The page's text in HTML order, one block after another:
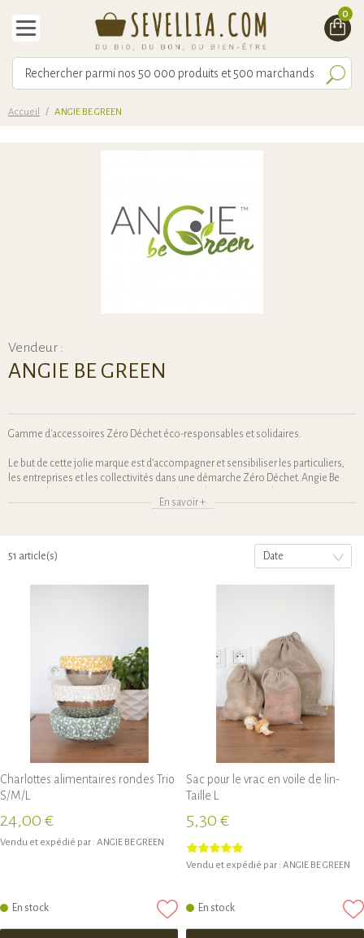
0
Accueil / ANGIE BE GREEN
Vendeur :
ANGIE BE GREEN
Gamme d'accessoires Zéro Déchet éco-responsables et solidaires.
Le but de cette jolie marque est d’accompagner et sensibiliser les particuliers,
les entreprises et les collectivités dans une démarche Zéro Déchet. Angie Be
également des conférences et des ateliers DIY.
incontournables sont les bee wraps, charlottes alimentaires, perles de
Notre démarche est dans une logique totalement Eco-Responsable, nos
produits se veulent « propres » et sont fabriqués par des personnes en situation
de handicap ou en insertion dans la région Haut de France Angie Be Green est
une jeune marque basée dans le Nord de la France, Sa créatrice Anne-Gaëlle est
avant tout une amoureuse de la nature, elle est animée par une grande
sensibilité écologique ainsi qu’un besoin de retour à la simplicité et au naturel.
Elle a donc décidé tout naturellement d’agir durablement pour la planète en
créant Angie Be Green fin 2018.
En savoir +
51 article(s) Date
Charlottes alimentaires rondes Trio
S/M/L
24,00 €
Vendu et expédié par : ANGIE BE GREEN
En stock
Sac pour le vrac en voile de lin-
Taille L
5,30 €
Vendu et expédié par : ANGIE BE GREEN
En stock